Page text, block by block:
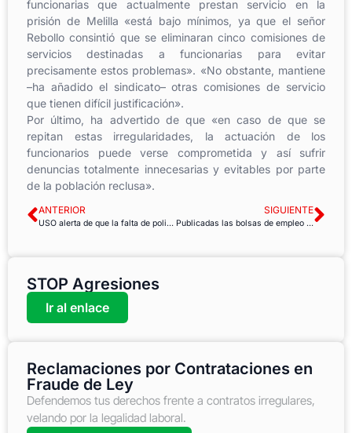
funcionarias que actualmente prestan servicio en la
prisión de Melilla «está bajo mínimos, ya que el señor
Rebollo consintió que se eliminaran cinco comisiones de
servicios destinadas a funcionarias para evitar
precisamente estos problemas». «No obstante, mantiene
–ha añadido el sindicato– otras comisiones de servicio
que tienen difícil justificación».
Por último, ha advertido de que «en caso de que se
repitan estas irregularidades, la actuación de los
funcionarios puede verse comprometida y así sufrir
denuncias totalmente innecesarias y evitables por parte
de la población reclusa».
ANTERIOR
USO alerta de que la falta de policías locales de Badajoz se mantiene
SIGUIENTE
Publicadas las bolsas de empleo del SAS
STOP Agresiones
Ir al enlace
Reclamaciones por Contrataciones en
Fraude de Ley
Defendemos tus derechos frente a contratos irregulares,
velando por la legalidad laboral.